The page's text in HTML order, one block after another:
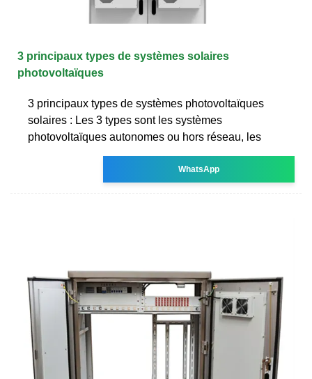
3 principaux types de systèmes solaires
photovoltaïques
3 principaux types de systèmes photovoltaïques
solaires : Les 3 types sont les systèmes
photovoltaïques autonomes ou hors réseau, les
WhatsApp